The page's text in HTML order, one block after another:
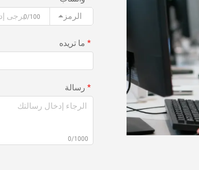
الرمز
0/100
ما تريده
رسالة
0/1000